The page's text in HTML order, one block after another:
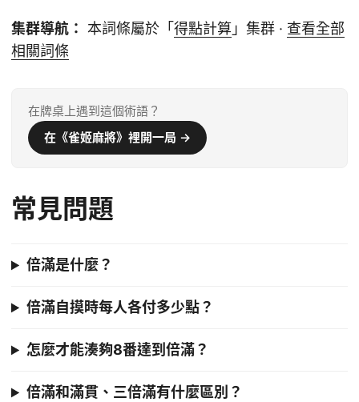
集群導航： 本詞條屬於「 得點計算 」集群 · 查看全部
相關詞條
在牌桌上遇到這個術語？
在《雀姬麻將》裡開一局 →
常見問題
倍滿是什麼？
倍滿自摸時每人各付多少點？
怎麼才能湊夠8番達到倍滿？
倍滿和滿貫、三倍滿有什麼區別？